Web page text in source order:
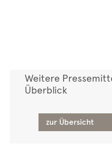
Weitere
Überblick
zur Übersicht